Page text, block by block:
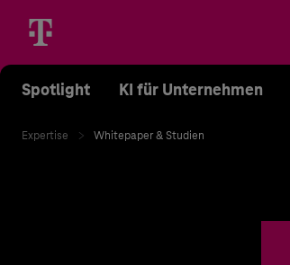
Spotlight KI für Unternehmen
Expertise Whitepaper & Studien